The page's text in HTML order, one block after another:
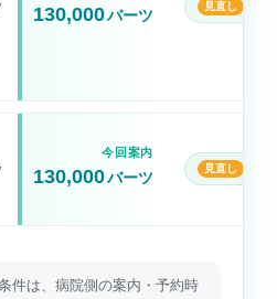
130,000バーツ
今回案内
130,000バーツ
件は、病院側の案内・予約時